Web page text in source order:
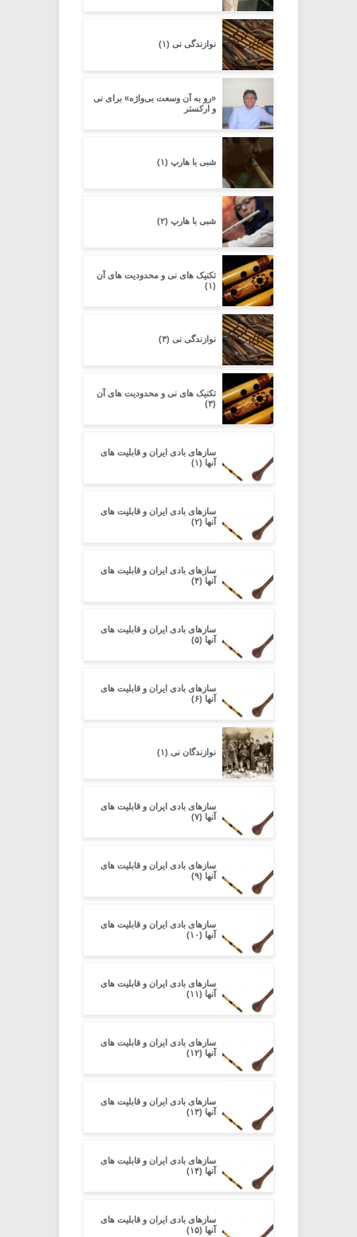
نوازندگی نی (۱)
«رو به آن وسعت بی‌واژه» برای نی
و ارکستر
شبی با هارپ (۱)
شبی با هارپ (۲)
تکنیک های نی و محدودیت های آن
(۱)
نوازندگی نی (۳)
تکنیک های نی و محدودیت های آن
(۳)
سازهای بادی ایران و قابلیت های
آنها (۱)
سازهای بادی ایران و قابلیت های
آنها (۲)
سازهای بادی ایران و قابلیت های
آنها (۴)
سازهای بادی ایران و قابلیت های
آنها (۵)
سازهای بادی ایران و قابلیت های
آنها (۶)
نوازندگان نی (۱)
سازهای بادی ایران و قابلیت های
آنها (۷)
سازهای بادی ایران و قابلیت های
آنها (۹)
سازهای بادی ایران و قابلیت های
آنها (۱۰)
سازهای بادی ایران و قابلیت های
آنها (۱۱)
سازهای بادی ایران و قابلیت های
آنها (۱۲)
سازهای بادی ایران و قابلیت های
آنها (۱۳)
سازهای بادی ایران و قابلیت های
آنها (۱۴)
سازهای بادی ایران و قابلیت های
آنها (۱۵)